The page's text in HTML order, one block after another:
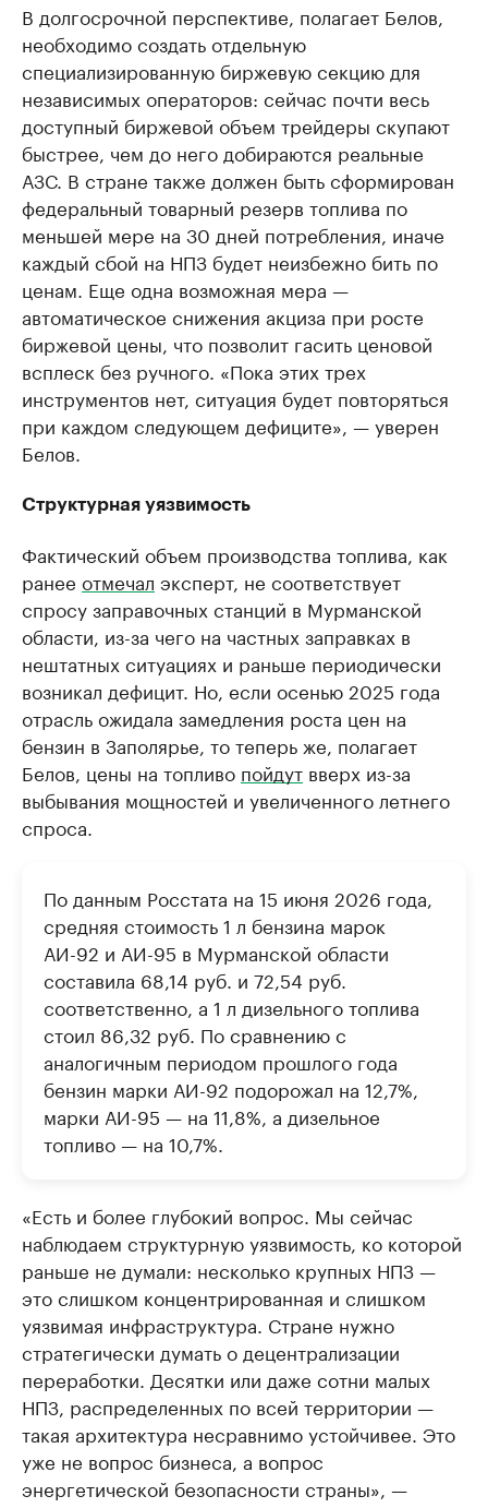
В долгосрочной перспективе, полагает Белов,
необходимо создать отдельную
специализированную биржевую секцию для
независимых операторов: сейчас почти весь
доступный биржевой объем трейдеры скупают
быстрее, чем до него добираются реальные
АЗС. В стране также должен быть сформирован
федеральный товарный резерв топлива по
меньшей мере на 30 дней потребления, иначе
каждый сбой на НПЗ будет неизбежно бить по
ценам. Еще одна возможная мера —
автоматическое снижения акциза при росте
биржевой цены, что позволит гасить ценовой
всплеск без ручного. «Пока этих трех
инструментов нет, ситуация будет повторяться
при каждом следующем дефиците», — уверен
Белов.
Структурная уязвимость
Фактический объем производства топлива, как
ранее отмечал эксперт, не соответствует
спросу заправочных станций в Мурманской
области, из-за чего на частных заправках в
нештатных ситуациях и раньше периодически
возникал дефицит. Но, если осенью 2025 года
отрасль ожидала замедления роста цен на
бензин в Заполярье, то теперь же, полагает
Белов, цены на топливо пойдут вверх из-за
выбывания мощностей и увеличенного летнего
спроса.
По данным Росстата на 15 июня 2026 года,
средняя стоимость 1 л бензина марок
АИ-92 и АИ-95 в Мурманской области
составила 68,14 руб. и 72,54 руб.
соответственно, а 1 л дизельного топлива
стоил 86,32 руб. По сравнению с
аналогичным периодом прошлого года
бензин марки АИ-92 подорожал на 12,7%,
марки АИ-95 — на 11,8%, а дизельное
топливо — на 10,7%.
«Есть и более глубокий вопрос. Мы сейчас
наблюдаем структурную уязвимость, ко которой
раньше не думали: несколько крупных НПЗ —
это слишком концентрированная и слишком
уязвимая инфраструктура. Стране нужно
стратегически думать о децентрализации
переработки. Десятки или даже сотни малых
НПЗ, распределенных по всей территории —
такая архитектура несравнимо устойчивее. Это
уже не вопрос бизнеса, а вопрос
энергетической безопасности страны», —